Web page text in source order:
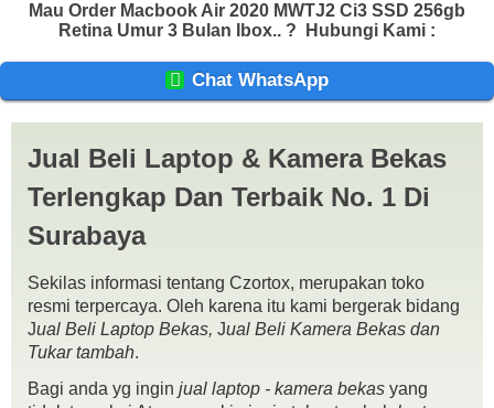
Mau Order Macbook Air 2020 MWTJ2 Ci3 SSD 256gb
Retina Umur 3 Bulan Ibox.. ?
Hubungi Kami :
Chat WhatsApp
Intel Core i3
SSD 256 gb
Retina LED backlit display 2560 by 1600 Pixels
lcd 13.3 inch
Kondisi :
Fisik 97 Like New / Batre 2-3 jam / Mesin normal semua / Cycle
count 14/ Mac OS Big Sur / Garansi sampai April 2021
Kelengkapan : Unit / batre / charger/ Dosbook
Jual Beli Laptop & Kamera Bekas
Terlengkap Dan Terbaik No. 1 Di
Surabaya
Sekilas informasi tentang Czortox, merupakan toko
resmi terpercaya. Oleh karena itu kami bergerak bidang
Jual Beli Laptop Bekas, Jual Beli Kamera Bekas dan
Tukar tambah.
Bagi anda yg ingin jual laptop - kamera bekas yang